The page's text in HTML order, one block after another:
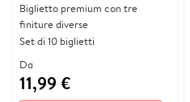
Biglietto premium con tre
finiture diverse
Set di 10 biglietti
Da
11,99 €